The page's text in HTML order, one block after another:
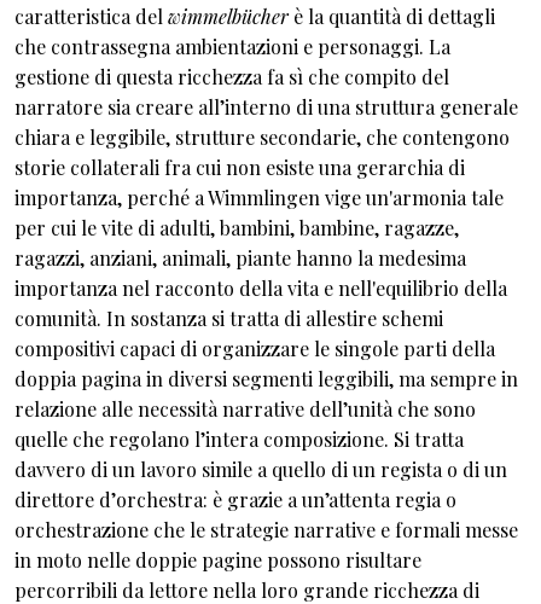
caratteristica del wimmelbücherè la quantità di dettagli
che contrassegna ambientazioni e personaggi. La
gestione di questa ricchezza fa sì che compito del
narratore sia creare all’interno di una struttura generale
chiara e leggibile, strutture secondarie, che contengono
storie collaterali fra cui non esiste una gerarchia di
importanza, perché a Wimmlingen vige un'armonia tale
per cui le vite di adulti, bambini, bambine, ragazze,
ragazzi, anziani, animali, piante hanno la medesima
importanza nel racconto della vita e nell'equilibrio della
comunità. In sostanza si tratta di allestire schemi
compositivi capaci di organizzare le singole parti della
doppia pagina in diversi segmenti leggibili, ma sempre in
relazione alle necessità narrative dell’unità che sono
quelle che regolano l’intera composizione. Si tratta
davvero di un lavoro simile a quello di un regista o di un
direttore d’orchestra: è grazie a un’attenta regia o
orchestrazione che le strategie narrative e formali messe
in moto nelle doppie pagine possono risultare
percorribili da lettore nella loro grande ricchezza di